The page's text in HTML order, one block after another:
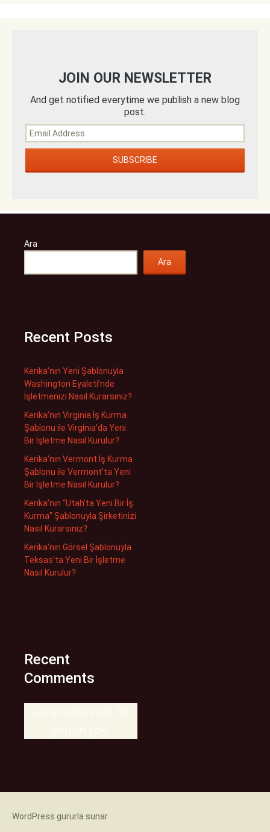
JOIN OUR NEWSLETTER
And get notified everytime we publish a new blog
post.
Ara
Ara
Recent Posts
Kerika’nın Yeni Şablonuyla
Washington Eyaleti’nde
İşletmenizi Nasıl Kurarsınız?
Kerika’nın Virginia İş Kurma
Şablonu ile Virginia’da Yeni
Bir İşletme Nasıl Kurulur?
Kerika’nın Vermont İş Kurma
Şablonu ile Vermont’ta Yeni
Bir İşletme Nasıl Kurulur?
Kerika’nın “Utah’ta Yeni Bir İş
Kurma” Şablonuyla Şirketinizi
Nasıl Kurarsınız?
Kerika’nın Görsel Şablonuyla
Teksas’ta Yeni Bir İşletme
Nasıl Kurulur?
Recent
Comments
Görüntülenecek bir
yorum yok.
WordPress gururla sunar